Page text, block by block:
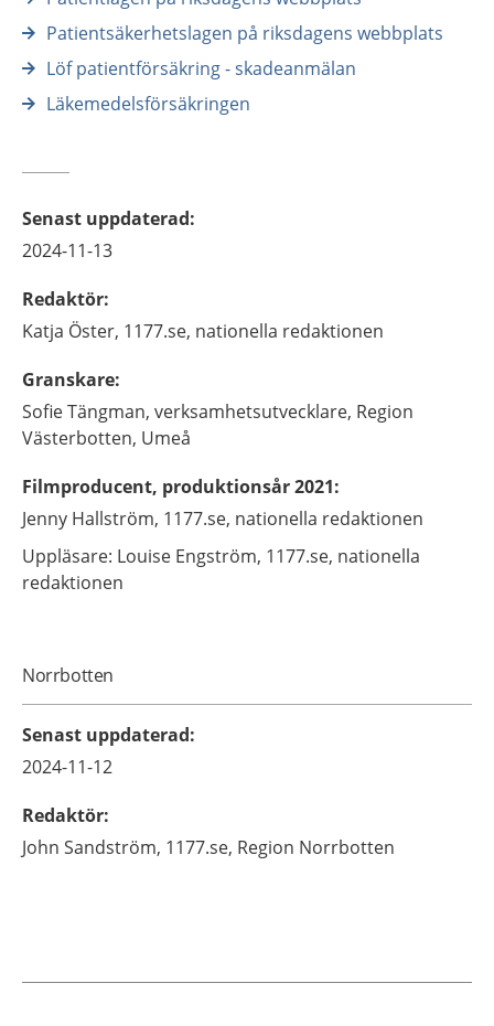
Patientsäkerhetslagen på riksdagens webbplats
Löf patientförsäkring - skadeanmälan
Läkemedelsförsäkringen
Senast uppdaterad:
2024-11-13
Redaktör:
Katja Öster, 1177.se, nationella redaktionen
Granskare:
SofieTängman, verksamhetsutvecklare, Region
Västerbotten, Umeå
Filmproducent, produktionsår 2021:
Jenny Hallström, 1177.se, nationella redaktionen
Uppläsare: Louise Engström, 1177.se, nationella
redaktionen
Norrbotten
Senast uppdaterad:
2024-11-12
Redaktör:
John Sandström, 1177.se, Region Norrbotten